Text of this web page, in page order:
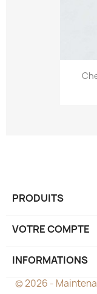
PRODUITS
VOTRE COMPTE
INFORMATIONS
© 2026 -